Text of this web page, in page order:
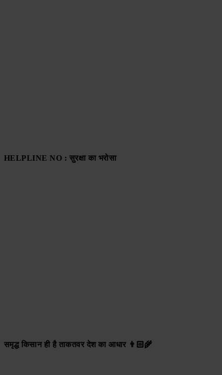
HELPLINE NO : सुरक्षा का भरोसा
समृद्ध किसान ही है ताकतवर देश का आधार 👨🏻‍🌾